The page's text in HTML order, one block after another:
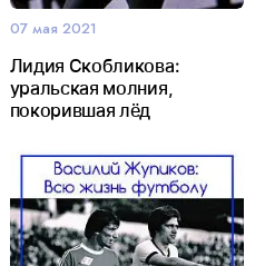
07 мая 2021
Лидия Скобликова:
уральская молния,
покорившая лёд